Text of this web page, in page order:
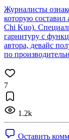
Журналисты
которую
Chi Kuo).
гарнитуру с
автора, девайс
по
7
1.2k
Оставить